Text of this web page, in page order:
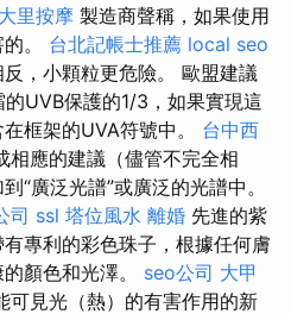
大里按摩 製造商聲稱，如果使用
。 台北記帳士推薦 local seo
，小顆粒更危險。 歐盟建議
UVB保護的1/3，如果實現這
框架的UVA符號中。 台中西
相應的建議（儘管不完全相
“廣泛光譜”或廣泛的光譜中。
司 ssl 塔位風水 離婚 先進的紫
專利的彩色珠子，根據任何膚
顏色和光澤。 seo公司 大甲
可見光（熱）的有害作用的新